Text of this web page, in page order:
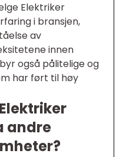
Elektriker
i bransjen,
av
innen
også pålitelige og
har ført til høy
andre